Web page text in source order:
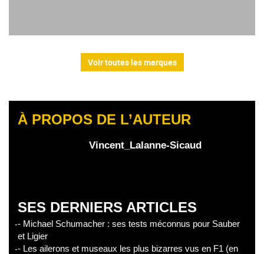
Voir toutes les marques
À PROPOS DE L’AUTEUR
Vincent_Lalanne-Sicaud
SES DERNIERS ARTICLES
- Michael Schumacher : ses tests méconnus pour Sauber
et Ligier
- Les ailerons et museaux les plus bizarres vus en F1 (en